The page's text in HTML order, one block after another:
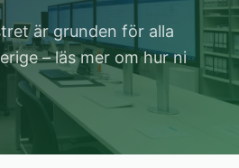
är grunden för alla
– läs mer om hur ni